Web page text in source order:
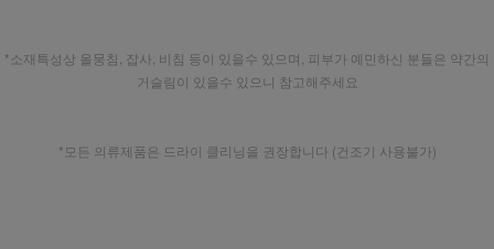
*소재특성상 올뭉침, 잡사, 비침 등이 있을수 있으며, 피부가 예민하신 분들은 약간의
거슬림이 있을수 있으니 참고해주세요
*모든 의류제품은 드라이 클리닝을 권장합니다 (건조기 사용불가)